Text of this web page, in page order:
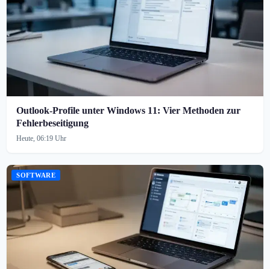
Outlook-Profile unter Windows 11: Vier Methoden zur
Fehlerbeseitigung
Heute, 06:19 Uhr
SOFTWARE